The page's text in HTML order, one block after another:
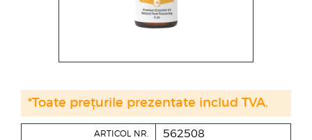
ARTICOL NR. 562508
*Toate prețurile prezentate includ TVA.